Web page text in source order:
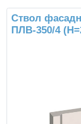
Ствол
ПЛВ-350/4